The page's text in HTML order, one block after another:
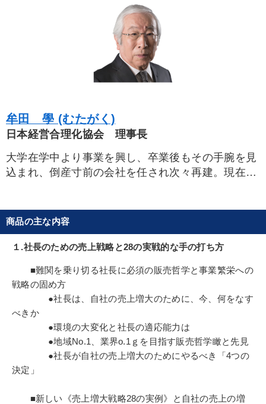
牟田 學 (むたがく)
日本経営合理化協会 理事長
大学在学中より事業を興し、卒業後もその手腕を見
込まれ、倒産寸前の会社を任され次々再建。現在、
熱的に指導。魅力的な人柄に数多くの社長が集い、
「無門塾」「花伝の会」など幾つもの社長塾を主
宰。まさに社長業「知行合一の人」である。昭和40
めで、経営指導機関である日本経営合理化協会を設
立、現在、理事長。
商品の主な内容
１.社長のための売上戦略と28の実戦的な手の打ち方
■難関を乗り切る社長に必須の販売哲学と事業繁栄への
戦略の固め方
●社長は、自社の売上増大のために、今、何をなす
べきか
●環境の大変化と社長の適応能力は
●地域No.1、業界o.1ｇを目指す販売哲学瞰と先見
●社長が自社の売上増大のためにやるべき「4つの
決定」
■新しい《売上増大戦略28の実例》と自社の売上の増